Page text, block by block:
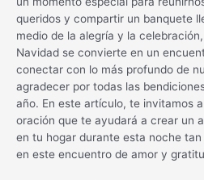
queridos y compartir un banquete
medio de la alegría y la
Navidad se convierte en un
conectar con lo más profundo de
agradecer por todas las
año. En este artículo, te invitamos
oración que te ayudará a crear un
en tu hogar durante esta noche tan
en este encuentro de amor y